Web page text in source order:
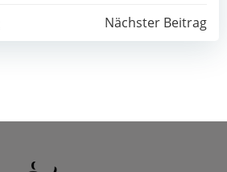
PostNächster Beitrag